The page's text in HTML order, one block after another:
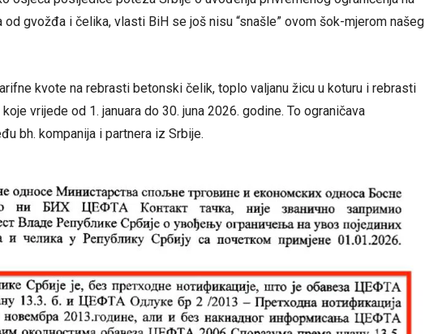
gvožđa i čelika, vlasti BiH se još nisu “snašle” ovom šok-mjerom našeg
kvote na rebrasti betonski čelik, toplo valjanu žicu u koturu i rebrasti
vrijede od 1. januara do 30. juna 2026. godine. To ograničava
bh. kompanija i partnera iz Srbije.